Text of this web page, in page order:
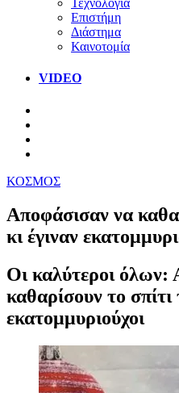
Τεχνολογία
Επιστήμη
Διάστημα
Καινοτομία
VIDEO
ΚΟΣΜΟΣ
Αποφάσισαν να
κι έγιναν
Οι καλύτεροι όλων:
καθαρίσουν το σπίτι
εκατομμυριούχοι